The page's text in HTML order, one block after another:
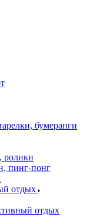
бумеранги
ролики
пинг-понг
отдых
отдых